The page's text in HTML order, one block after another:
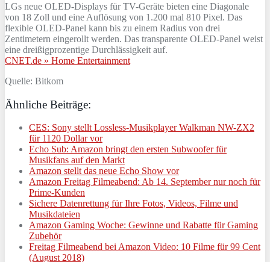
LGs neue OLED-Displays für TV-Geräte bieten eine Diagonale
von 18 Zoll und eine Auflösung von 1.200 mal 810 Pixel. Das
flexible OLED-Panel kann bis zu einem Radius von drei
Zentimetern eingerollt werden. Das transparente OLED-Panel weist
eine dreißigprozentige Durchlässigkeit auf.
CNET.de » Home Entertainment
Quelle: Bitkom
Ähnliche Beiträge:
CES: Sony stellt Lossless-Musikplayer Walkman NW-ZX2
für 1120 Dollar vor
Echo Sub: Amazon bringt den ersten Subwoofer für
Musikfans auf den Markt
Amazon stellt das neue Echo Show vor
Amazon Freitag Filmeabend: Ab 14. September nur noch für
Prime-Kunden
Sichere Datenrettung für Ihre Fotos, Videos, Filme und
Musikdateien
Amazon Gaming Woche: Gewinne und Rabatte für Gaming
Zubehör
Freitag Filmeabend bei Amazon Video: 10 Filme für 99 Cent
(August 2018)